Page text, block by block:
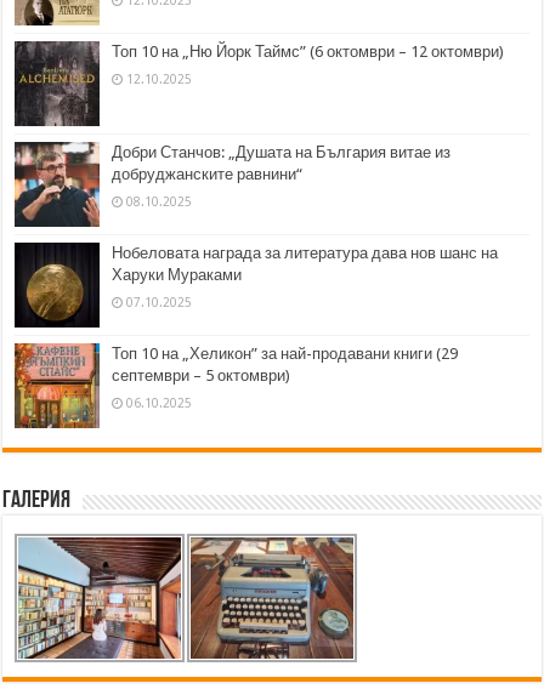
Топ 10 на „Ню Йорк Таймс” (6 октомври – 12 октомври)
12.10.2025
Добри Станчов: „Душата на България витае из
добруджанските равнини“
08.10.2025
Нобеловата награда за литература дава нов шанс на
Харуки Мураками
07.10.2025
Топ 10 на „Хеликон” за най-продавани книги (29
септември – 5 октомври)
06.10.2025
Галерия